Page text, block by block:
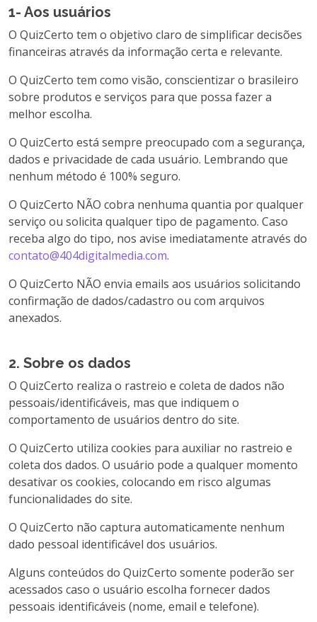
1- Aos usuários
O QuizCerto tem o objetivo claro de simplificar decisões
financeiras através da informação certa e relevante.
O QuizCerto tem como visão, conscientizar o brasileiro
sobre produtos e serviços para que possa fazer a
melhor escolha.
O QuizCerto está sempre preocupado com a segurança,
dados e privacidade de cada usuário. Lembrando que
nenhum método é 100% seguro.
O QuizCerto NÃO cobra nenhuma quantia por qualquer
serviço ou solicita qualquer tipo de pagamento. Caso
receba algo do tipo, nos avise imediatamente através do
contato@404digitalmedia.com.
O QuizCerto NÃO envia emails aos usuários solicitando
confirmação de dados/cadastro ou com arquivos
anexados.
2. Sobre os dados
O QuizCerto realiza o rastreio e coleta de dados não
pessoais/identificáveis, mas que indiquem o
comportamento de usuários dentro do site.
O QuizCerto utiliza cookies para auxiliar no rastreio e
coleta dos dados. O usuário pode a qualquer momento
desativar os cookies, colocando em risco algumas
funcionalidades do site.
O QuizCerto não captura automaticamente nenhum
dado pessoal identificável dos usuários.
Alguns conteúdos do QuizCerto somente poderão ser
acessados caso o usuário escolha fornecer dados
pessoais identificáveis (nome, email e telefone).